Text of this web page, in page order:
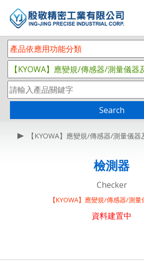
Search
【KYOWA】應變規/傳感器/測量儀器
檢測器
Checker
【KYOWA】應變規/傳感器/測
資料建置中